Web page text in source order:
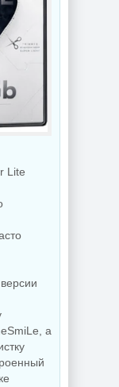
NEW
Lite
а